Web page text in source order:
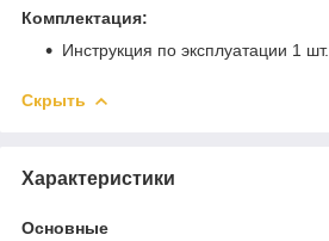
Комплектация:
Инструкция по эксплуатации 1 шт.
Скрыть
Характеристики
Основные